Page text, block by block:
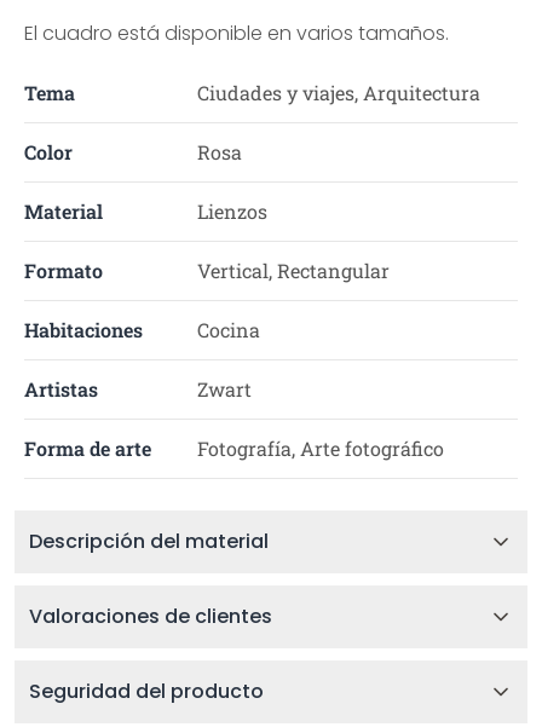
El cuadro está disponible en varios tamaños.
Tema Ciudades y viajes, Arquitectura
Color Rosa
Material Lienzos
Formato Vertical, Rectangular
Habitaciones Cocina
Artistas Zwart
Forma de arte Fotografía, Arte fotográfico
Descripción del material
Valoraciones de clientes
Seguridad del producto